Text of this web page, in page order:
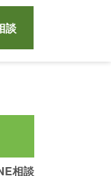
談
相談